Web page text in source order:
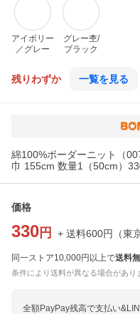
アイボリー
／グレー
グレー杢/
ブラック
残りわずか 一覧を見る
綿100%ボーダーニット（
巾 155cm 数量1（50cm）
価格
330 円 + 送料600円 （東
同一ストア10,000円以上で送料
条件により送料が異なる場合があり
全額PayPay残高で支払い